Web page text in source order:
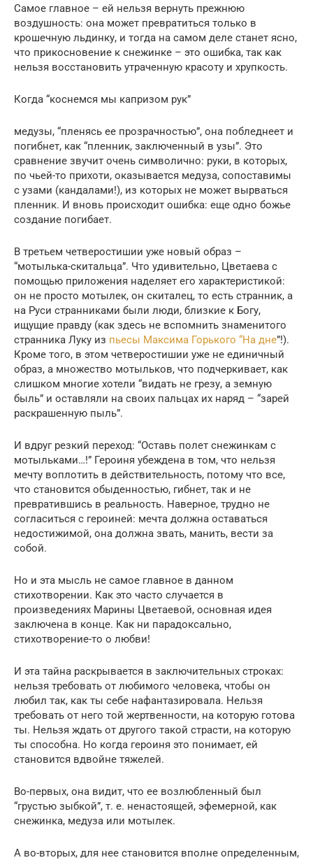
Самое главное – ей нельзя вернуть прежнюю
воздушность: она может превратиться только в
крошечную льдинку, и тогда на самом деле станет ясно,
что прикосновение к снежинке – это ошибка, так как
нельзя восстановить утраченную красоту и хрупкость.
Когда “коснемся мы капризом рук”
медузы, “пленясь ее прозрачностью”, она побледнеет и
погибнет, как “пленник, заключенный в узы”. Это
сравнение звучит очень символично: руки, в которых,
по чьей-то прихоти, оказывается медуза, сопоставимы
с узами (кандалами!), из которых не может вырваться
пленник. И вновь происходит ошибка: еще одно божье
создание погибает.
В третьем четверостишии уже новый образ –
“мотылька-скитальца”. Что удивительно, Цветаева с
помощью приложения наделяет его характеристикой:
он не просто мотылек, он скиталец, то есть странник, а
на Руси странниками были люди, близкие к Богу,
ищущие правду (как здесь не вспомнить знаменитого
странника Луку из пьесы Максима Горького “На дне”!).
Кроме того, в этом четверостишии уже не единичный
образ, а множество мотыльков, что подчеркивает, как
слишком многие хотели “видать не грезу, а земную
быль” и оставляли на своих пальцах их наряд – “зарей
раскрашенную пыль”.
И вдруг резкий переход: “Оставь полет снежинкам с
мотыльками…!” Героиня убеждена в том, что нельзя
мечту воплотить в действительность, потому что все,
что становится обыденностью, гибнет, так и не
превратившись в реальность. Наверное, трудно не
согласиться с героиней: мечта должна оставаться
недостижимой, она должна звать, манить, вести за
собой.
Но и эта мысль не самое главное в данном
стихотворении. Как это часто случается в
произведениях Марины Цветаевой, основная идея
заключена в конце. Как ни парадоксально,
стихотворение-то о любви!
И эта тайна раскрывается в заключительных строках:
нельзя требовать от любимого человека, чтобы он
любил так, как ты себе нафантазировала. Нельзя
требовать от него той жертвенности, на которую готова
ты. Нельзя ждать от другого такой страсти, на которую
ты способна. Но когда героиня это понимает, ей
становится вдвойне тяжелей.
Во-первых, она видит, что ее возлюбленный был
“грустью зыбкой”, т. е. ненастоящей, эфемерной, как
снежинка, медуза или мотылек.
А во-вторых, для нее становится вполне определенным,